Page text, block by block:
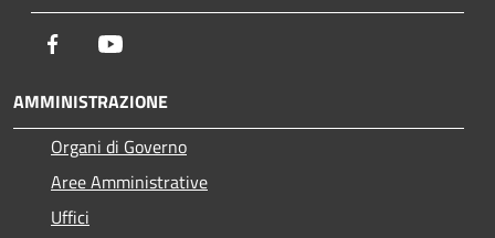
Facebook
AMMINISTRAZIONE
Organi di Governo
Aree Amministrative
Uffici